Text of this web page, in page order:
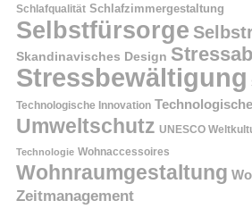
Schlafqualität Schlafzimmergestaltung
Selbstfürsorge
Skandinavisches Design
Stressbewältigung
Technologische Innovation
Umweltschutz UNESCO
Technologie Wohnaccessoires
Wohnraumgestaltung
Zeitmanagement